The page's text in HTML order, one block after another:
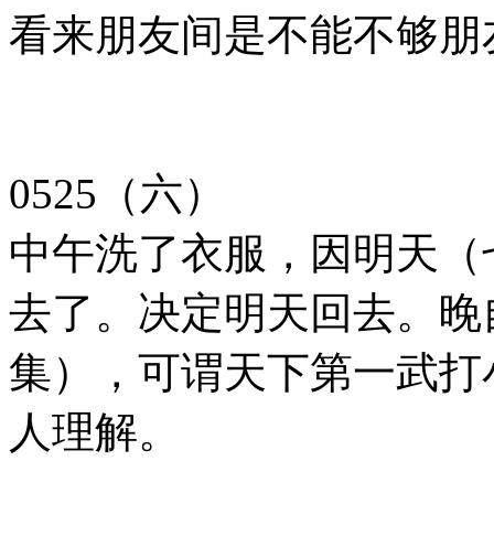
看来朋友间是不能不够朋
0525（六）
中午洗了衣服，因明天
去了。决定明天回去。
集），可谓天下第一武
人理解。